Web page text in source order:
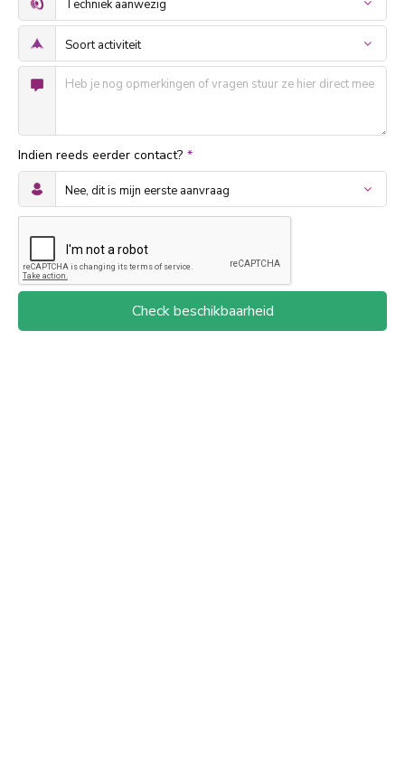
Indien reeds eerder contact? *
Check beschikbaarheid